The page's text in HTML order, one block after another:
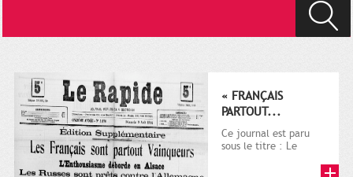
« FRANÇAIS
PARTOUT...
Ce journal est paru
sous le titre : Le